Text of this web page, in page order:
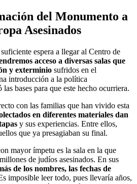
del Monumento a
Asesinados
espera a llegar al Centro de
acceso a diversas salas que
y exterminio sufridos en el
introducción a la política
bases para que este hecho ocurriera.
con las familias que han vivido esta
en diferentes materiales dan
y sus experiencias. Entre ellos,
que ya presagiaban su final.
mayor ímpetu es la sala en la que
de judíos asesinados. En sus
de los nombres, las fechas de
imposible leer todo, pues llevaría años,